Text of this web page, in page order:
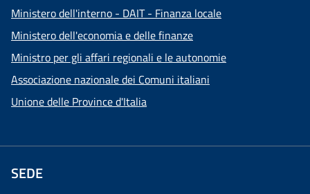
Ministero dell'interno - DAIT - Finanza locale
Ministero dell'economia e delle finanze
Ministro per gli affari regionali e le autonomie
Associazione nazionale dei Comuni italiani
Unione delle Province d'Italia
SEDE